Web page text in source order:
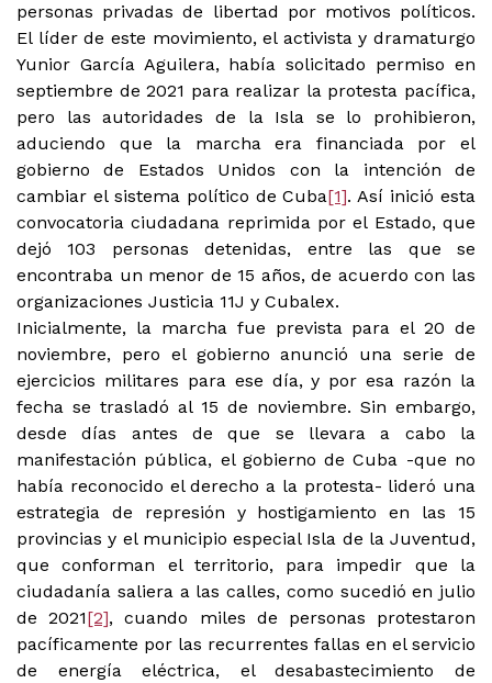
personas privadas de libertad por motivos políticos.
El líder de este movimiento, el activista y dramaturgo
Yunior García Aguilera, había solicitado permiso en
septiembre de 2021 para realizar la protesta pacífica,
pero las autoridades de la Isla se lo prohibieron,
aduciendo que la marcha era financiada por el
gobierno de Estados Unidos con la intención de
cambiar el sistema político de Cuba[1]. Así inició esta
convocatoria ciudadana reprimida por el Estado, que
dejó 103 personas detenidas, entre las que se
encontraba un menor de 15 años, de acuerdo con las
organizaciones Justicia 11J y Cubalex.
Inicialmente, la marcha fue prevista para el 20 de
noviembre, pero el gobierno anunció una serie de
ejercicios militares para ese día, y por esa razón la
fecha se trasladó al 15 de noviembre. Sin embargo,
desde días antes de que se llevara a cabo la
manifestación pública, el gobierno de Cuba -que no
había reconocido el derecho a la protesta- lideró una
estrategia de represión y hostigamiento en las 15
provincias y el municipio especial Isla de la Juventud,
que conforman el territorio, para impedir que la
ciudadanía saliera a las calles, como sucedió en julio
de 2021[2], cuando miles de personas protestaron
pacíficamente por las recurrentes fallas en el servicio
de energía eléctrica, el desabastecimiento de